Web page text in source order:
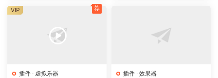
插件 · 虚拟乐器
VIP 荐
插件 · 效果器